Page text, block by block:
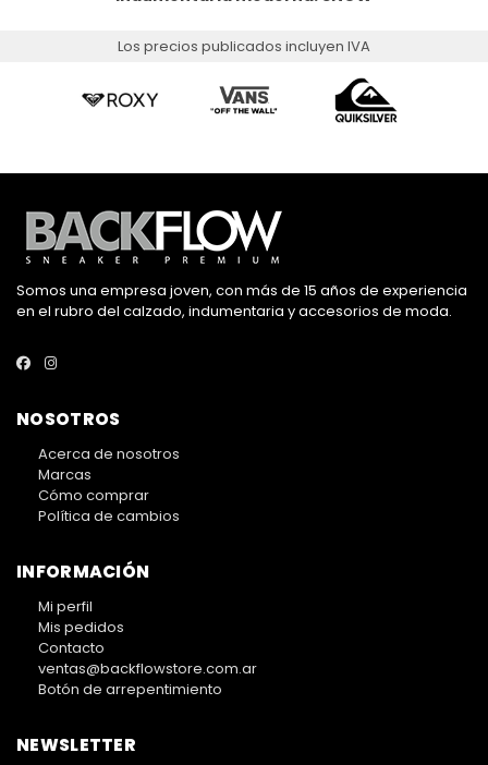
Los precios publicados incluyen IVA
Somos una empresa joven, con más de 15 años de experiencia
en el rubro del calzado, indumentaria y accesorios de moda.
NOSOTROS
Acerca de nosotros
Marcas
Cómo comprar
Política de cambios
INFORMACIÓN
Mi perfil
Mis pedidos
Contacto
ventas@backflowstore.com.ar
Botón de arrepentimiento
NEWSLETTER